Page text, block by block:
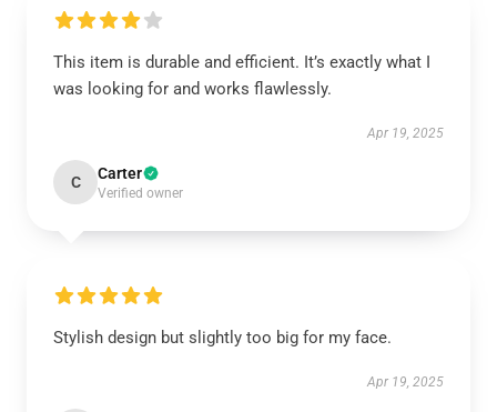
This item is durable and efficient. It’s exactly what I
was looking for and works flawlessly.
Apr 19, 2025
C Carter
Verified owner
Stylish design but slightly too big for my face.
Apr 19, 2025